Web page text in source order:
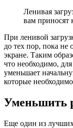
Ленивая
вам приносят
При ленивой
до тех пор, пока не
экране. Таким
что необходимо,
уменьшает
которые необходимо
Уменьшить
Еще один из